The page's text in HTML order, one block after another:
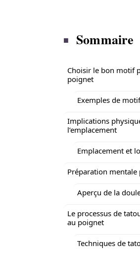
Sommaire
Choisir le bon motif
poignet
Exemples de
Implications
l’emplacement
Emplacement et
Préparation
Aperçu de la
Le processus de
au poignet
Techniques de